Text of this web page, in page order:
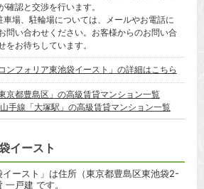
確認と交渉を行います。
車場、駐輪場については、メールやお電話に
問い合わせください。お客様からのお問い合
をお待ちしています。
コンフォリア東池袋イースト」の詳細はこちら
東京都豊島区」の高級賃貸マンション一覧
手線「大塚駅」の高級賃貸マンション一覧
イースト
イースト」は住所（東京都豊島区東池袋2-
戸建 です。